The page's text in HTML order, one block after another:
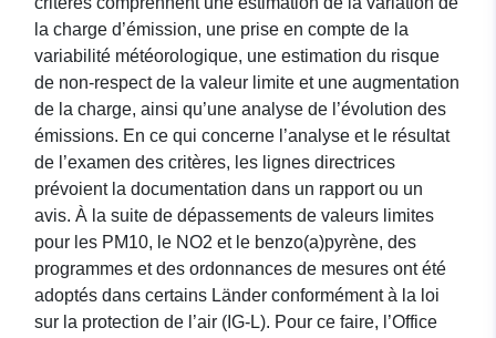
la charge d’émission, une prise en compte de la
variabilité météorologique, une estimation du risque
de non-respect de la valeur limite et une augmentation
de la charge, ainsi qu’une analyse de l’évolution des
émissions. En ce qui concerne l’analyse et le résultat
de l’examen des critères, les lignes directrices
prévoient la documentation dans un rapport ou un
avis. À la suite de dépassements de valeurs limites
pour les PM10, le NO2 et le benzo(a)pyrène, des
programmes et des ordonnances de mesures ont été
adoptés dans certains Länder conformément à la loi
sur la protection de l’air (IG-L). Pour ce faire, l’Office